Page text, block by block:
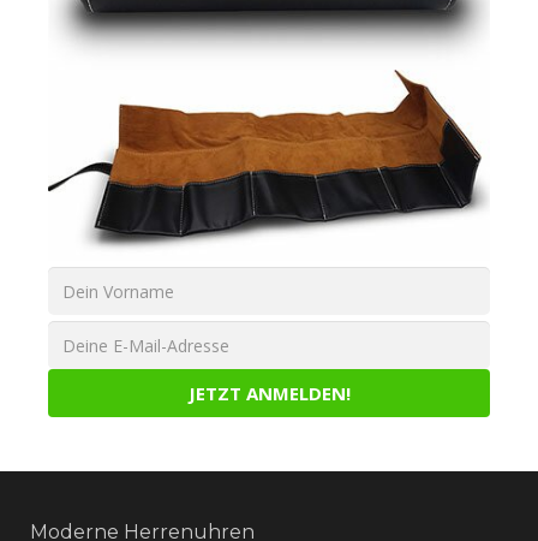
Moderne Herrenuhren